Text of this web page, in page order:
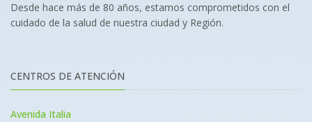
Desde hace más de 80 años, estamos comprometidos con el
cuidado de la salud de nuestra ciudad y Región.
CENTROS DE ATENCIÓN
Avenida Italia